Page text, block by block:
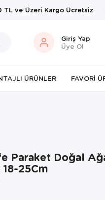
TL ve Üzeri Kargo Ücretsiz
Giriş Yap
Üye Ol
ÜRÜNLER FAVORI
Paraket Doğal
25Cm